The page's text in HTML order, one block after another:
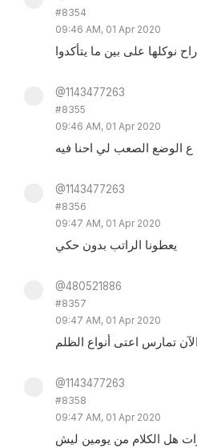
#8354
09:46 AM, 01 Apr 2020
@1143477263
#8355
09:46 AM, 01 Apr 2020
الوضع الصعب لي احنا فيه
@1143477263
#8356
09:47 AM, 01 Apr 2020
يعطونا الراتب بدون حكي
@480521886
#8357
09:47 AM, 01 Apr 2020
تمارس اعتى أنواع الظلم
@1143477263
#8358
09:47 AM, 01 Apr 2020
هل الكلام من يومين ليش